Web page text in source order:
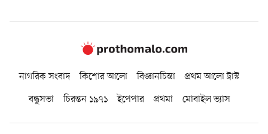
নাগরিক সংবাদ কিশোর আলো বিজ্ঞানচিন্তা
প্রথম আলো ট্রাস্ট
বন্ধুসভা
চিরন্তন ১৯৭১ ইপেপার প্রথমা মোবাইল ভ্যাস